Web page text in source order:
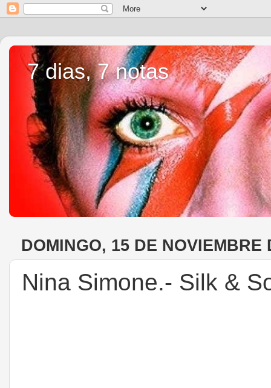
7 dias, 7 notas
DOMINGO, 15 DE NOVIEMBRE
Nina Simone.- Silk &